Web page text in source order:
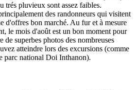
trés pluvieux sont assez faibles.
des randonneurs qui visitent
d'offres bon marché. Au fur et à mesure
le mois d'août est un bon moment pour
superbes photos des nombreuses
atteindre lors des excursions (comme
parc national Doi Inthanon).